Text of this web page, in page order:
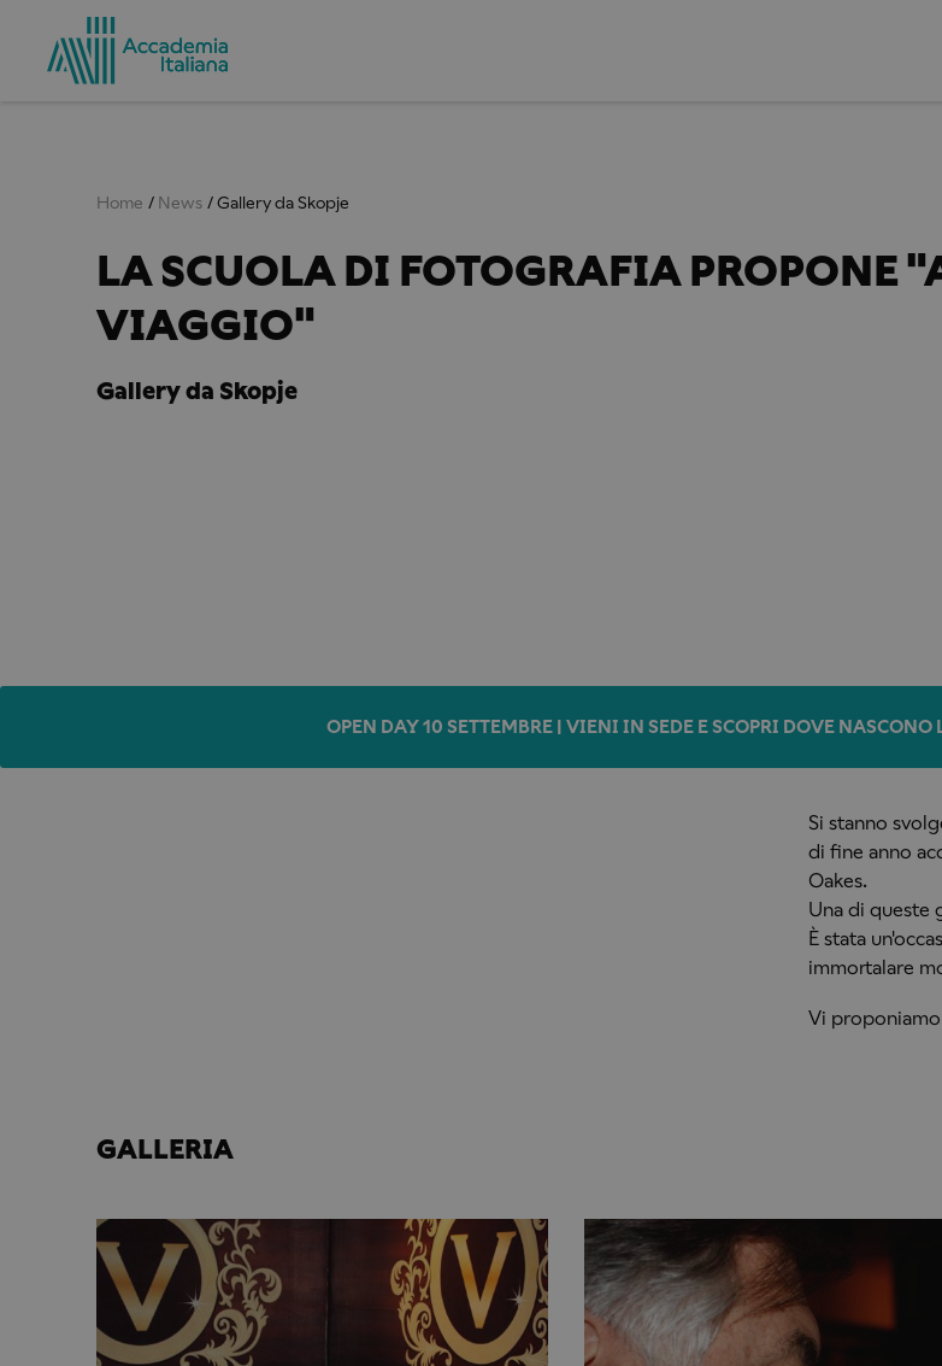
Home News Gallery da Skopje
LA SCUOLA DI FOTOGRAFIA PROPONE
VIAGGIO"
Gallery da Skopje
OPEN DAY 10 SETTEMBRE | VIENI IN SEDE E SCOPRI DOVE NASCONO
Si stanno
di fine anno
Oakes.
Una di queste
È stata
immortalare
Vi
GALLERIA